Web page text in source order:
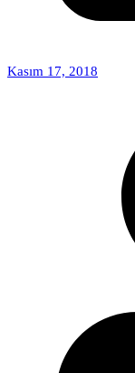
Kasım 17, 2018